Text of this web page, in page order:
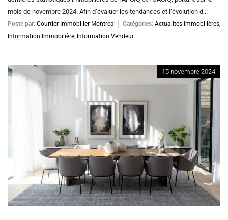
mois de novembre 2024. Afin d’évaluer les tendances et l’évolution d...
Posté par: Courtier Immobilier Montreal Catégories: Actualités Immobilières,
Information Immobilière, Information Vendeur
15 novembre 2024